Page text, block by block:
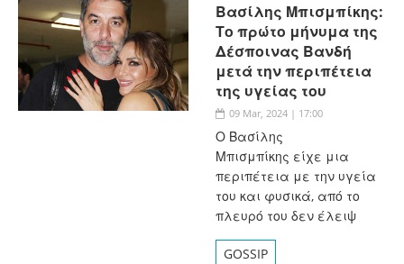
Βασίλης Μπισμπίκης:
Το πρώτο μήνυμα της
Δέσποινας Βανδή
μετά την περιπέτεια
της υγείας του
09 Mar, 2024 | 17:00
Ο Βασίλης
Μπισμπίκης είχε μια
περιπέτεια με την υγεία
του και φυσικά, από το
πλευρό του δεν έλειψ
GOSSIP